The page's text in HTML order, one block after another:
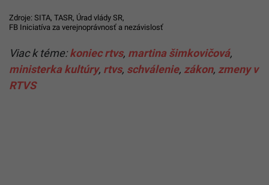
Zdroje: SITA, TASR, Úrad vlády SR,
FB Iniciatíva za verejnoprávnosť a nezávislosť
Viac k téme:koniec rtvs, martina šimkovičová,
ministerka kultúry, rtvs, schválenie, zákon, zmeny v
RTVS